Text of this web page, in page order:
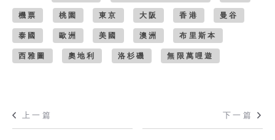
機票 桃園 東京 大阪 香港 曼谷
泰國 歐洲 美國 澳洲 布里斯本
西雅圖 奧地利 洛杉磯 無限萬哩遊
上一篇 下一篇